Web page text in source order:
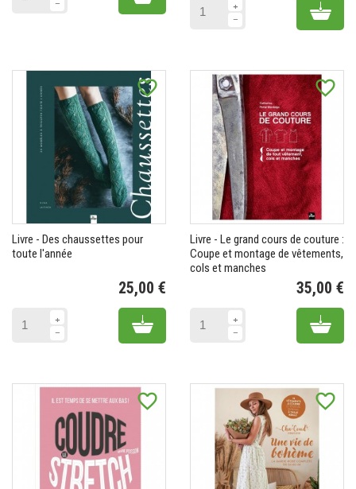
Add
favorite_border
Livre - Des chaussettes pour
toute l'année
25,00 €
Add to cart
favorite_border
Livre - Le grand cours de couture :
Coupe et montage de vêtements,
cols et manches
35,00 €
Add
favorite_border favorite_border